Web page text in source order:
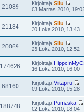
21089 Kirjoittaja Silu
03 Marras 2010,
21184 Kirjoittaja Silu
30 Loka 2010, 13:43
20069 Kirjoittaja Silu
23 Loka 2010, 12:52
174626 Kirjoittaja
16 Loka 2010, 16:00
68160 Kirjoittaja Viitapiru
09 Loka 2010, 15:28
188748 Kirjoittaja Pumaska
02 Loka 2010, 18:04